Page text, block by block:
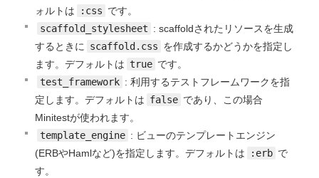
ォルトは
:css です。
scaffold_stylesheet : scaffoldされたリソースを生成
するときに scaffold.css を作成するかどうかを指定し
ます。デフォルトは true です。
test_framework : 利用するテストフレームワークを指
定します。デフォルトは false であり、この場合
Minitestが使われます。
template_engine : ビューのテンプレートエンジン
(ERBやHamlなど)を指定します。デフォルトは
:erb で
す。